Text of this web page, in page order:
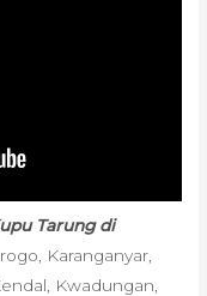
Tarung di
Karanganyar,
Kwadungan,